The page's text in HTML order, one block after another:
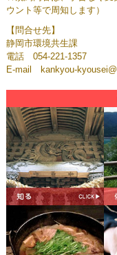
ウント等で周知します）
【問合せ先】
静岡市環境共生課
電話 054-221-1357
E-mail kankyou-